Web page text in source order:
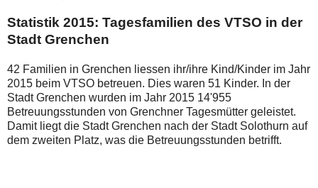
Statistik 2015: Tagesfamilien des VTSO in der
Stadt Grenchen
42 Familien in Grenchen liessen ihr/ihre Kind/Kinder im Jahr
2015 beim VTSO betreuen. Dies waren 51 Kinder. In der
Stadt Grenchen wurden im Jahr 2015 14'955
Betreuungsstunden von Grenchner Tagesmütter geleistet.
Damit liegt die Stadt Grenchen nach der Stadt Solothurn auf
dem zweiten Platz, was die Betreuungsstunden betrifft.